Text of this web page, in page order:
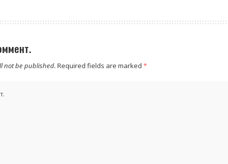
not be published. Required fields are marked *